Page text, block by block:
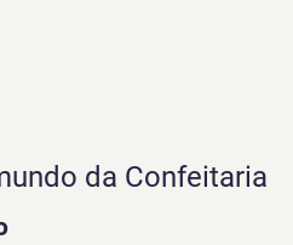
da Confeitaria